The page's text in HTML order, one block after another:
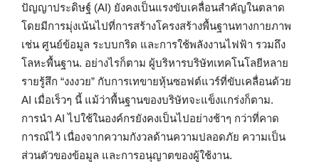
ปัญญาประดิษฐ์ (AI) ยังคงเป็นแรงขับเคลื่อนสำคัญในตลาด
โดยมีการมุ่งเน้นไปที่การสร้างโครงสร้างพื้นฐานทางกายภาพ
เช่น ศูนย์ข้อมูล ระบบกริด และการใช้พลังงานไฟฟ้า รวมถึง
โลหะพื้นฐาน. อย่างไรก็ตาม ผู้บริหารบริษัทเทคโนโลยีหลาย
รายรู้สึก “งงงวย” กับการเทขายหุ้นซอฟต์แวร์ที่ขับเคลื่อนด้วย
AI เมื่อเร็วๆ นี้ แม้ว่าพื้นฐานของบริษัทจะแข็งแกร่งก็ตาม.
การนำ AI ไปใช้ในองค์กรยังคงเป็นไปอย่างช้าๆ กว่าที่คาด
การณ์ไว้ เนื่องจากความกังวลด้านความปลอดภัย ความเป็น
ส่วนตัวของข้อมูล และการอนุญาตของผู้ใช้งาน.